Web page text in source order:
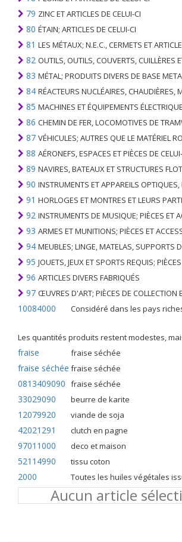
79 ZINC ET ARTICLES DE CELUI-CI
80 ÉTAIN; ARTICLES DE CELUI-CI
81 LES MÉTAUX; N.E.C., CERMETS ET
82 OUTILS, OUTILS, COUVERTS, CUILLÈRES ET FOURCHES DE MÉTAUX DE BASE;
83 MÉTAL; PRODUITS DIVERS DE BASE
84 RÉACTEURS NUCLÉAIRES, CHAUDIÈRES, MACHINES ET APPAREILS
85 MACHINES ET ÉQUIPEMENTS ÉLECTRIQUES ET LEURS PARTIES; ENREGISTREURS ET REPRODUCTEURS SONORES; APPAREILS D'ENREGISTREMENT OU DE REPRODUCTION DES
86 CHEMIN DE FER, LOCOMOTIVES DE TRAMWAY, MATÉRIEL ROULANT ET LEURS PARTIES; RACCORDS DE CHEMIN DE FER OU DE TRAMWAY ET RACCORDS ET PIÈCES DE CELLES-CI; ÉQUIPEMENT DE
87 VÉHICULES; AUTRES QUE LE MATÉRIEL ROULANT DE CHEMIN DE FER OU DE
88 AÉRONEFS, ESPACES ET PIÈCES DE
89 NAVIRES, BATEAUX ET STRUCTURES
90 INSTRUMENTS ET APPAREILS OPTIQUES, PHOTOGRAPHIQUES, CINÉMATOGRAPHIQUES, DE MESURE, DE CONTRÔLE, DE
91 HORLOGES ET MONTRES ET LEURS
92 INSTRUMENTS DE MUSIQUE; PIÈCES ET
93 ARMES ET MUNITIONS; PIÈCES ET
94 MEUBLES; LINGE, MATELAS, SUPPORTS DE MATELAS, COUSSINS ET AMEUBLEMENT SIMILAIRE FARCI; LAMPES ET RACCORDS D'ÉCLAIRAGE, N.E.C .; SIGNES LUMINEUSES,
95 JOUETS, JEUX ET SPORTS REQUIS; PIÈCES ET
96 ARTICLES DIVERS FABRIQUÉS
97 ŒUVRES D'ART; PIÈCES DE COLLECTION
10084000 Considéré dans les pays riches comme une "céréale mineure", le fonio blanc est une graminée de la famille des
Les quantités produits restent modestes, mais cette plante présente malgré tout de nombreuses qualités. Elle est utilisé dans l'alimentation humaine et entre dans la préparation de nombreuses recettes traditionnelles
fraise fraise séchée
fraise séchée fraise séchée
0813409090 fraise séchée
33029090 beurre de karite
12079920 viande de soja
42021291 clutch en pagne
97011000 deco et maison
52114990 tissu coton
2000 Toutes les huiles végétales issues de la
Aucun article